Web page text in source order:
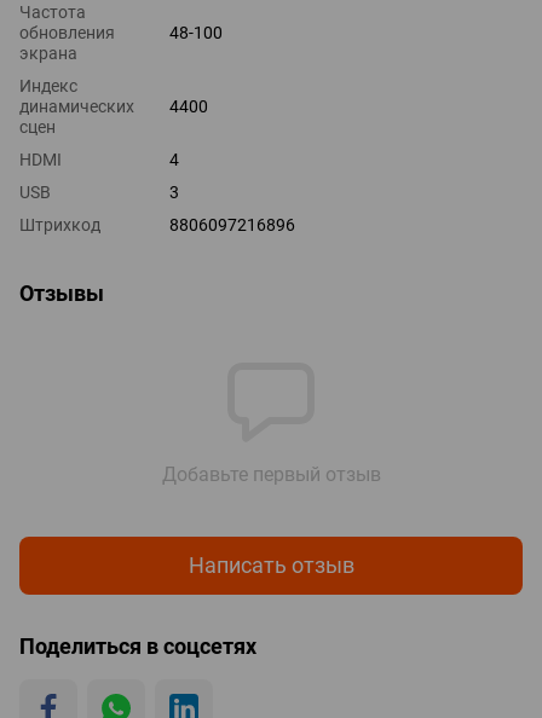
Частота
обновления
экрана
48-100
Индекс
динамических
сцен
4400
HDMI
4
USB
3
Штрихкод
8806097216896
Отзывы
Добавьте первый отзыв
Написать отзыв
Поделиться в соцсетях